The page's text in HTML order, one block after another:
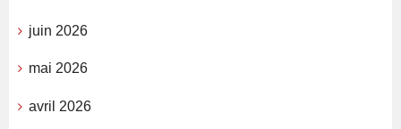
juin 2026
mai 2026
avril 2026